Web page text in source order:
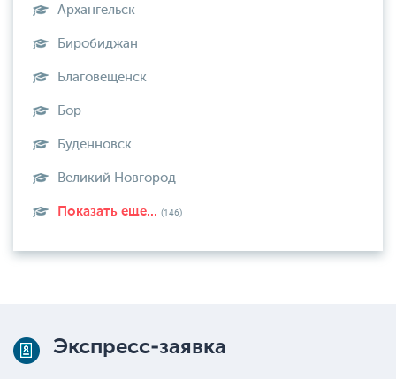
Архангельск
Биробиджан
Благовещенск
Бор
Буденновск
Великий Новгород
Показать еще... (146)
Экспресс-заявка